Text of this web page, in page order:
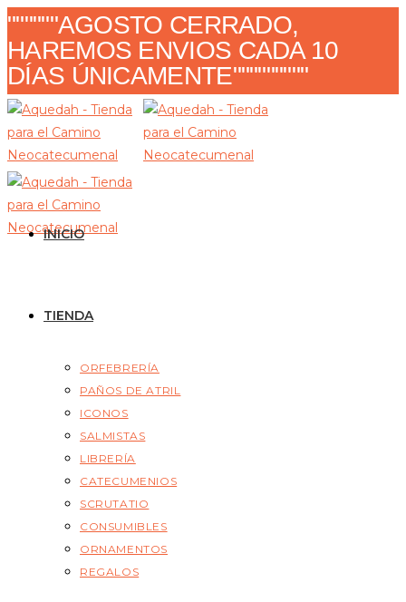
Ir
al
contenido
""""""AGOSTO CERRADO,
HAREMOS ENVIOS CADA 10
DÍAS ÚNICAMENTE"""""""""
INICIO
TIENDA
ORFEBRERÍA
PAÑOS DE ATRIL
ICONOS
SALMISTAS
LIBRERÍA
CATECUMENIOS
SCRUTATIO
CONSUMIBLES
ORNAMENTOS
REGALOS